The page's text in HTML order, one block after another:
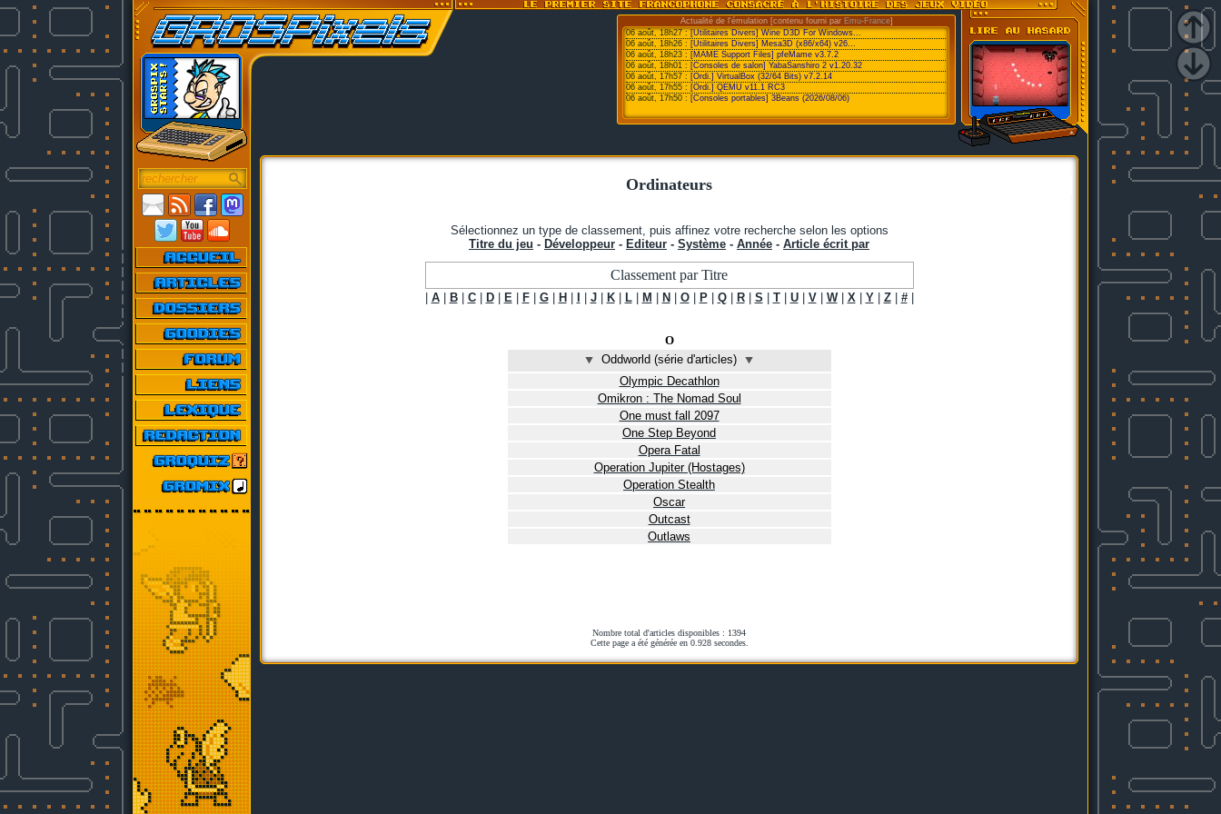
Actualité de l'émulation [contenu fourni par Emu-France]
06 août, 18h27 :[Utilitaires Divers] Wine D3D For Windows...
06 août, 18h26 : [Utilitaires Divers] Mesa3D (x86/x64) v26...
06 août, 18h23 : [MAME Support Files] pfeMame v3.7.2
06 août, 18h01 : [Consoles de salon] YabaSanshiro 2 v1.20.32
06 août, 17h57 : [Ordi.] VirtualBox (32/64 Bits) v7.2.14
06 août, 17h55 : [Ordi.] QEMU v11.1 RC3
06 août, 17h50 : [Consoles portables] 3Beans (2026/08/06)
Ordinateurs
Sélectionnez un type de classement, puis affinez votre recherche selon les options
Titre du jeu - Développeur - Editeur - Système - Année - Article écrit par
Classement par Titre
A| B| C| D| E| F| G| H J| K| L| M N O| P| Q| R| S T| U| V| W| X| Y| Z| #|
O
⯆ Oddworld (série d'articles) ⯆
Olympic Decathlon
Omikron : The Nomad Soul
One must fall 2097
One Step Beyond
Opera Fatal
Operation Jupiter (Hostages)
Operation Stealth
Oscar
Outcast
Outlaws
Nombre total d'articles disponibles : 1394
Cette page a été générée en 0.928 secondes.